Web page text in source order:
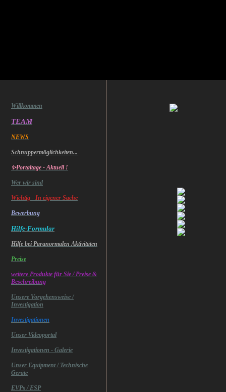
Willkommen
TEAM
NEWS
Schnuppermöglichkeiten...
✨Portaltage - Aktuell !
Wer wir sind
Wichtig - In eigener Sache
Bewerbung
Hilfe-Formular
Hilfe bei Paranormalen Aktivitäten
Preise
weitere Produkte für Sie / Preise &
Beschreibung
Unsere Vorgehensweise /
Investigation
Investigationen
Unser Videoportal
Investigationen - Galerie
Unser Equipment / Technische
Geräte
EVPs / ESP